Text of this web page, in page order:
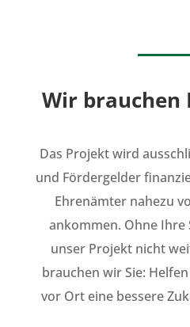
Wir brauchen
Das Projekt wird
und Fördergelder
Ehrenämter nahezu
ankommen. Ohne
unser Projekt nicht
brauchen wir Sie:
vor Ort eine bessere